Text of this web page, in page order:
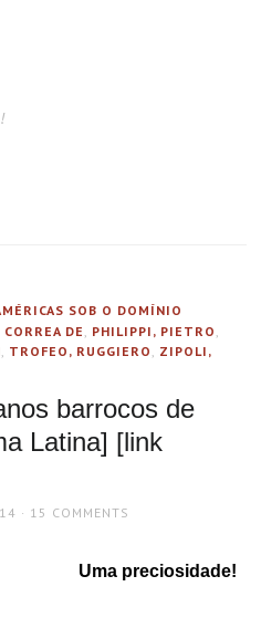
SOB O DOMÍNIO
DE PHILIPPI, PIETRO
TROFEO, RUGGIERO
ZIPOLI,
barrocos de
Latina] [link
15 COMMENTS
Uma preciosidade!